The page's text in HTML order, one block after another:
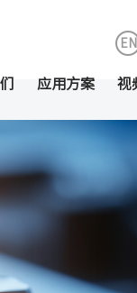
EN
应用方案 视